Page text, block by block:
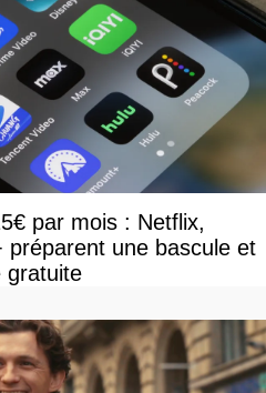
par mois : Netflix,
préparent une bascule et
gratuite